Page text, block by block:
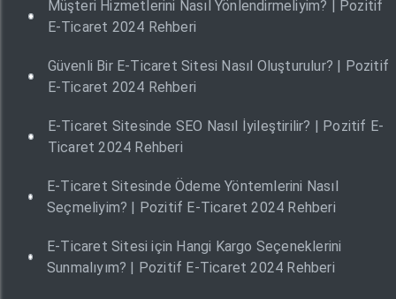
Müşteri Hizmetlerini Nasıl Yönlendirmeliyim? | Pozitif
E-Ticaret 2024 Rehberi
Güvenli Bir E-Ticaret Sitesi Nasıl Oluşturulur? | Pozitif
E-Ticaret 2024 Rehberi
E-Ticaret Sitesinde SEO Nasıl İyileştirilir? | Pozitif E-
Ticaret 2024 Rehberi
E-Ticaret Sitesinde Ödeme Yöntemlerini Nasıl
Seçmeliyim? | Pozitif E-Ticaret 2024 Rehberi
E-Ticaret Sitesi için Hangi Kargo Seçeneklerini
Sunmalıyım? | Pozitif E-Ticaret 2024 Rehberi